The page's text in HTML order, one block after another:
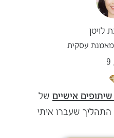
לויטן
עסקית
9
של
שעברו איתי